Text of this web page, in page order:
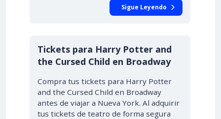
Sigue Leyendo
Tickets para Harry Potter and
the Cursed Child en Broadway
Compra tus tickets para Harry Potter
and the Cursed Child en Broadway
antes de viajar a Nueva York. Al adquirir
tus tickets de teatro de forma segura